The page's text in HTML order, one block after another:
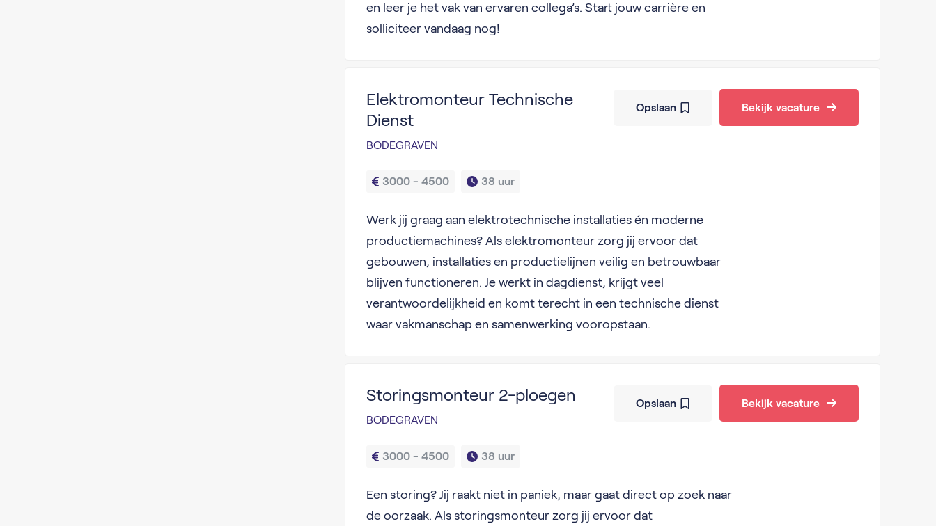
en leer je het vak van ervaren collega’s. Start jouw carrière en
solliciteer vandaag nog!
Elektromonteur Technische
Dienst
BODEGRAVEN
3000 - 4500 38 uur
Werk jij graag aan elektrotechnische installaties én moderne
productiemachines? Als elektromonteur zorg jij ervoor dat
gebouwen, installaties en productielijnen veilig en betrouwbaar
blijven functioneren. Je werkt in dagdienst, krijgt veel
verantwoordelijkheid en komt terecht in een technische dienst
waar vakmanschap en samenwerking vooropstaan.
Opslaan Bekijk vacature
Storingsmonteur 2-ploegen
BODEGRAVEN
3000 - 4500 38 uur
Een storing? Jij raakt niet in paniek, maar gaat direct op zoek naar
de oorzaak. Als storingsmonteur zorg jij ervoor dat
Opslaan Bekijk vacature